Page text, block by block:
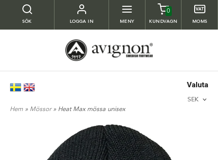
SÖK LOGGA IN MENY
0
KUNDVAGN MOMS
Valuta
SEK
Hem » Mössor » Heat Max mössa unisex